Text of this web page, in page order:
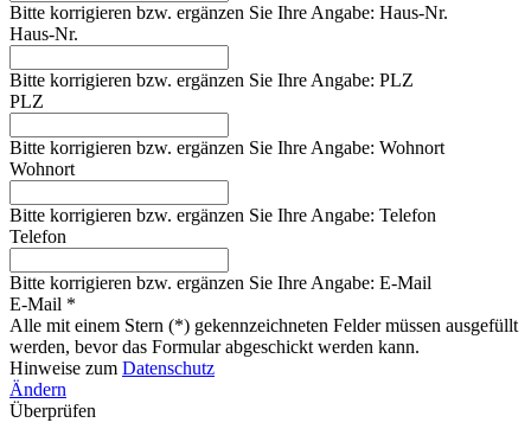
Bitte korrigieren bzw. ergänzen Sie Ihre Angabe: Haus-Nr.
Haus-Nr.
Bitte korrigieren bzw. ergänzen Sie Ihre Angabe: PLZ
PLZ
Bitte korrigieren bzw. ergänzen Sie Ihre Angabe: Wohnort
Wohnort
Bitte korrigieren bzw. ergänzen Sie Ihre Angabe: Telefon
Telefon
Bitte korrigieren bzw. ergänzen Sie Ihre Angabe: E-Mail
E-Mail *
Alle mit einem Stern (*) gekennzeichneten Felder müssen ausgefüllt
werden, bevor das Formular abgeschickt werden kann.
Hinweise zum Datenschutz
Ändern
Überprüfen